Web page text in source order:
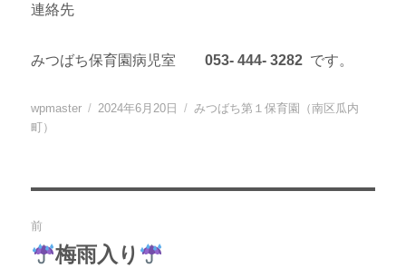
連絡先
みつばち保育園病児室053- 444- 3282 です。
投
稿
wpmaster
投
2024年6月20日
カ
みつばち第１保育園（南区瓜内
町）
稿
前
過
梅雨入り